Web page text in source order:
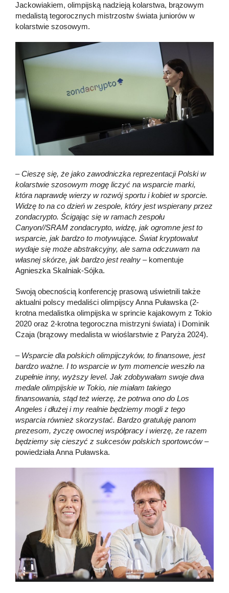
Jackowiakiem, olimpijską nadzieją kolarstwa, brązowym
medalistą tegorocznych mistrzostw świata juniorów w
kolarstwie szosowym.
–Cieszę się, że jako zawodniczka reprezentacji Polski w
kolarstwie szosowym mogę liczyć na wsparcie marki,
która naprawdę wierzy w rozwój sportu i kobiet w sporcie.
Widzę to na co dzień w zespole, który jest wspierany przez
zondacrypto. Ścigając się w ramach zespołu
Canyon//SRAM zondacrypto, widzę, jak ogromne jest to
wsparcie, jak bardzo to motywujące. Świat kryptowalut
wydaje się może abstrakcyjny, ale sama odczuwam na
własnej skórze, jak bardzo jest realny – komentuje
Agnieszka Skalniak-Sójka.
Swoją obecnością konferencję prasową uświetnili także
aktualni polscy medaliści olimpijscy Anna Puławska (2-
krotna medalistka olimpijska w sprincie kajakowym z Tokio
2020 oraz 2-krotna tegoroczna mistrzyni świata) i Dominik
Czaja (brązowy medalista w wioślarstwie z Paryża 2024).
– Wsparcie dla polskich olimpijczyków, to finansowe, jest
bardzo ważne. I to wsparcie w tym momencie weszło na
zupełnie inny, wyższy level. Jak zdobywałam swoje dwa
medale olimpijskie w Tokio, nie miałam takiego
finansowania, stąd też wierzę, że potrwa ono do Los
Angeles i dłużej i my realnie będziemy mogli z tego
wsparcia również skorzystać. Bardzo gratuluję panom
prezesom, życzę owocnej współpracy i wierzę, że razem
będziemy się cieszyć z sukcesów polskich sportowców –
powiedziała Anna Puławska.